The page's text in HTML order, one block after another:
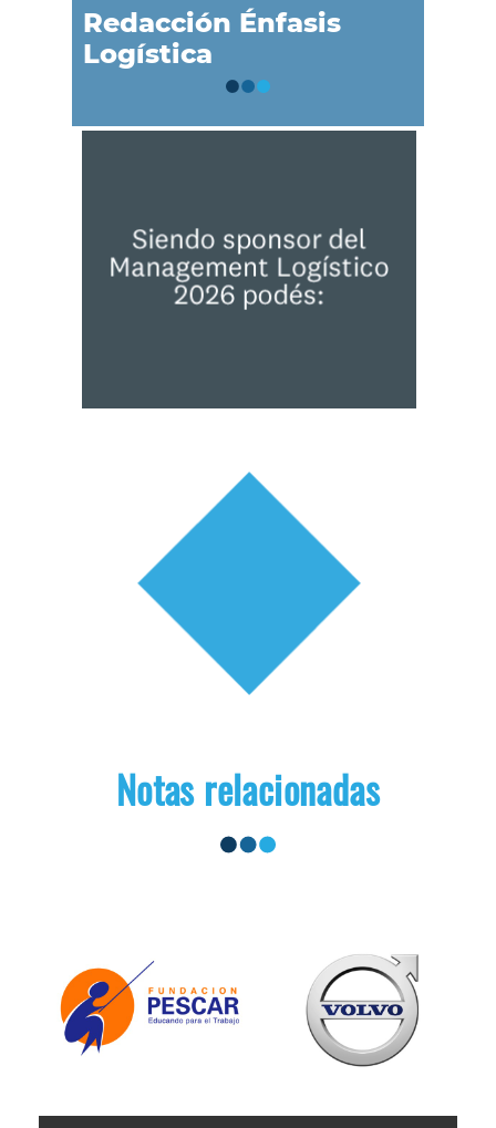
Redacción Énfasis
Logística
Notas relacionadas